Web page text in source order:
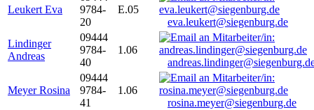
Leukert Eva
9784-
20
E.05
eva.leukert@siegenburg.de
Lindinger
Andreas
09444
9784-
40
1.06
Meyer Rosina
09444
9784-
41
1.06
rosina.meyer@siegenburg.de